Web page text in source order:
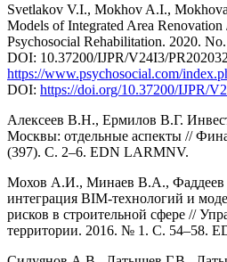
Svetlakov V.I., Mokhov A.I.,
Models of Integrated Area
Psychosocial Rehabilitation. 2020.
DOI: 10.37200/IJPR/V24I3/
https://www.psychosocial.com/
DOI: https://doi.org/10.37200/IJPR/
Алексеев В.Н., Ермилов В.Г.
Москвы: отдельные аспекты //
(397). С. 2–6. EDN LARMNV.
Мохов А.И., Минаев В.А., Фаддеев
интеграция BIM-технологий и
рисков в строительной сфере //
территории. 2016. № 1. С. 54–58.